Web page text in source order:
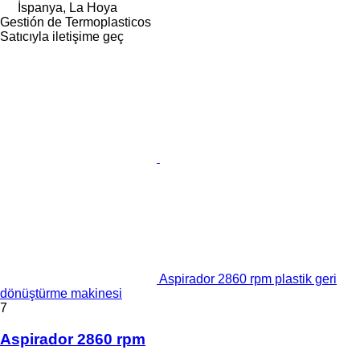
İspanya, La Hoya
Gestión de Termoplasticos
Satıcıyla iletişime geç
Aspirador 2860 rpm plastik geri
dönüştürme makinesi
7
Aspirador 2860 rpm